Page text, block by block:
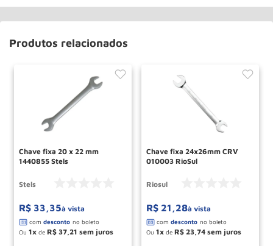
Produtos relacionados
Chave fixa 20 x 22 mm
1440855 Stels
Stels
R$ 33,35à vista
Ou 1 de R$ 37 21
Chave fixa 24x26mm CRV
010003 RioSul
Riosul
R$ 21 ,28à vista
Ou 1 de R$ 23 74